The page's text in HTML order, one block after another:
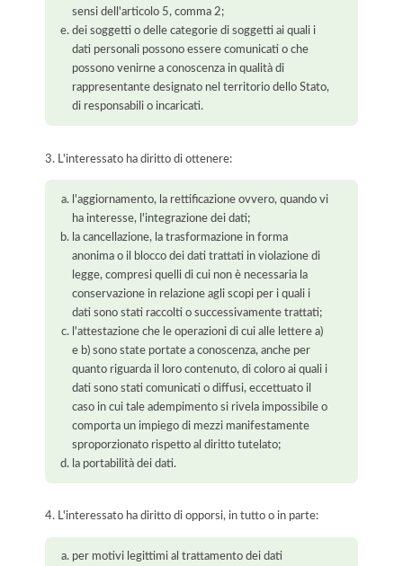
sensi dell'articolo 5, comma 2;
dei soggetti o delle categorie di soggetti ai quali i
dati personali possono essere comunicati o che
possono venirne a conoscenza in qualità di
rappresentante designato nel territorio dello Stato,
di responsabili o incaricati.
3. L'interessato ha diritto di ottenere:
l'aggiornamento, la rettificazione ovvero, quando vi
ha interesse, l'integrazione dei dati;
la cancellazione, la trasformazione in forma
anonima o il blocco dei dati trattati in violazione di
legge, compresi quelli di cui non è necessaria la
conservazione in relazione agli scopi per i quali i
dati sono stati raccolti o successivamente trattati;
l'attestazione che le operazioni di cui alle lettere a)
e b) sono state portate a conoscenza, anche per
quanto riguarda il loro contenuto, di coloro ai quali i
dati sono stati comunicati o diffusi, eccettuato il
caso in cui tale adempimento si rivela impossibile o
comporta un impiego di mezzi manifestamente
sproporzionato rispetto al diritto tutelato;
la portabilità dei dati.
4. L'interessato ha diritto di opporsi, in tutto o in parte:
per motivi legittimi al trattamento dei dati